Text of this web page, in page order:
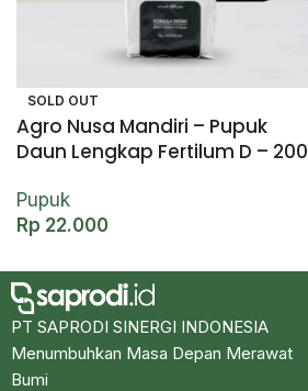
SOLD OUT
Agro Nusa Mandiri – Pupuk
Daun Lengkap Fertilum D – 200
Pupuk
Rp 22.000
PT SAPRODI SINERGI INDONESIA
Menumbuhkan Masa Depan Merawat
Bumi